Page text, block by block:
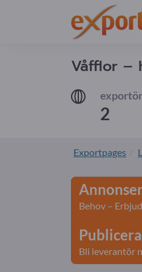
Våfflor –
2
Exportpages
Behov –
Bli leverantör